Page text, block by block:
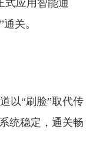
应用智能通
关。
以“刷脸”取代传
统稳定，通关畅